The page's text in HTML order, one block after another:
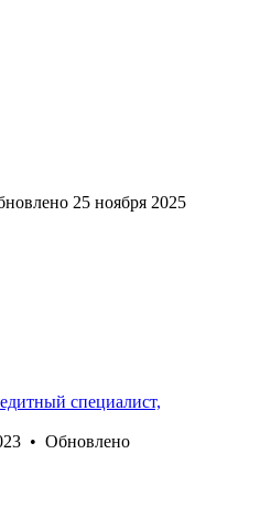
25 ноября 2025
специалист,
• Обновлено